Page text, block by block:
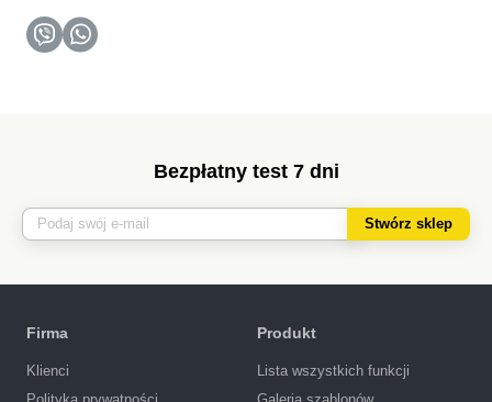
Bezpłatny test 7 dni
Stwórz sklep
Firma
Klienci
Produkt
Lista wszystkich funkcji